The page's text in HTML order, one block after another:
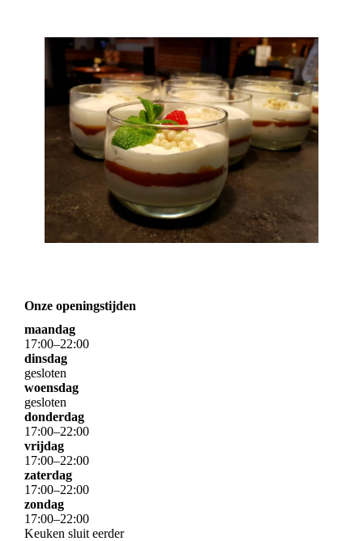
Onze openingstijden
maandag
17:00–22:00
dinsdag
gesloten
woensdag
gesloten
donderdag
17:00–22:00
vrijdag
17:00–22:00
zaterdag
17:00–22:00
zondag
17:00–22:00
Keuken sluit eerder